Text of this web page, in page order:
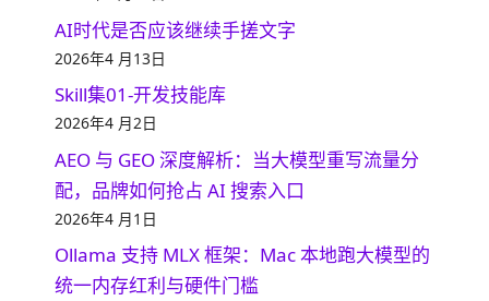
AI时代是否应该继续手搓文字
2026年4 月13日
Skill集01-开发技能库
2026年4 月2日
AEO 与 GEO 深度解析：当大模型重写流量分
配，品牌如何抢占 AI 搜索入口
2026年4 月1日
Ollama 支持 MLX 框架：Mac 本地跑大模型的
统一内存红利与硬件门槛